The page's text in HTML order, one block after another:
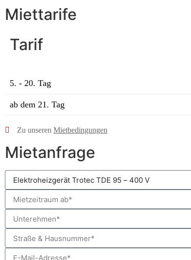
Miettarife
Tarif
5. - 20. Tag
ab dem 21. Tag
Zu unseren Mietbedingungen
Mietanfrage